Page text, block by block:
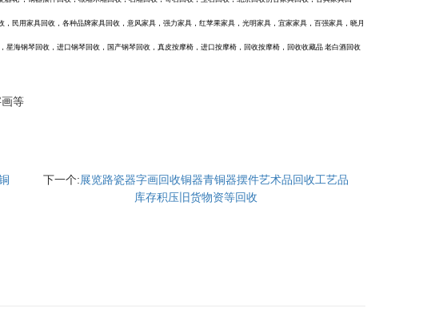
民用家具回收，各种品牌家具回收，意风家具，强力家具，红苹果家具，光明家具，宜家家具，百强家具，晓月
海钢琴回收，进口钢琴回收，国产钢琴回收，真皮按摩椅，进口按摩椅，回收按摩椅， 回收收藏品 老白酒回收
等
下一个:展览路瓷器字画回收铜器青铜器摆件艺术品回收工艺品
库存积压旧货物资等回收